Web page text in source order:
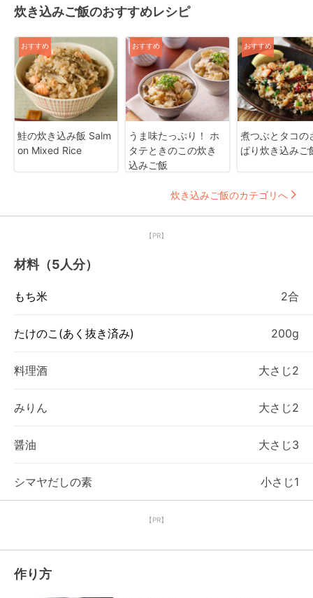
炊き込みご飯のおすすめレシピ
おすすめ
鮭の炊き込み飯 Salm
on Mixed Rice
おすすめ
うま味たっぷり！ ホ
タテときのこの炊き
込みご飯
おすすめ
煮つぶとタコの
ぱり炊き込みご
炊き込みご飯のカテゴリへ
【PR】
材料（5人分）
もち米 2合
たけのこ(あく抜き済み) 200g
料理酒 大さじ2
みりん 大さじ2
醤油 大さじ3
シマヤだしの素 小さじ1
【PR】
作り方